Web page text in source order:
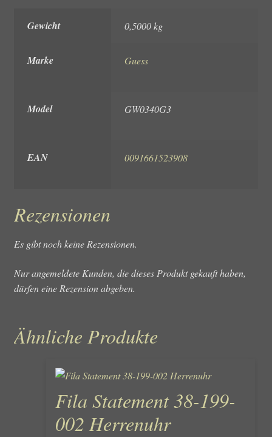
Gewicht 0,5000 kg
Marke Guess
Model GW0340G3
EAN 0091661523908
Rezensionen
Es gibt noch keine Rezensionen.
Nur angemeldete Kunden, die dieses Produkt gekauft haben,
dürfen eine Rezension abgeben.
Ähnliche Produkte
Fila Statement 38-199-
002 Herrenuhr